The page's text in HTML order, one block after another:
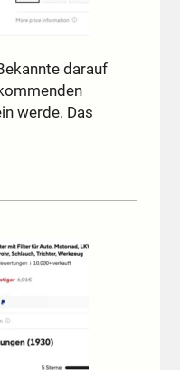
darauf
werde. Das